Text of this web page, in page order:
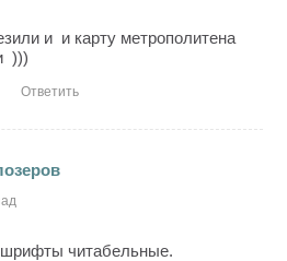
и и карту метрополитена
)))
Ответить
читабельные.